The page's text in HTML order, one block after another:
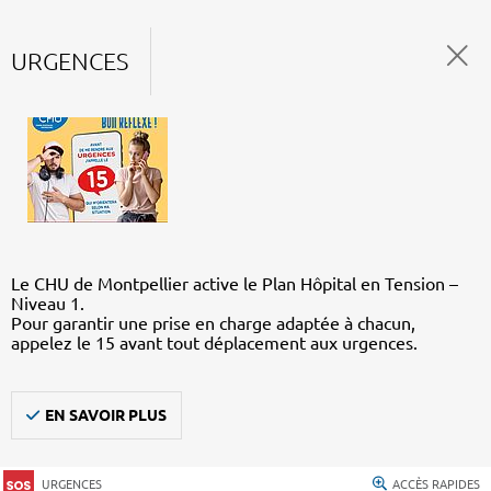
URGENCES
Le CHU de Montpellier active le Plan Hôpital en Tension –
Niveau 1.
Pour garantir une prise en charge adaptée à chacun,
appelez le 15 avant tout déplacement aux urgences.
EN SAVOIR PLUS
URGENCES ACCÈS RAPIDES